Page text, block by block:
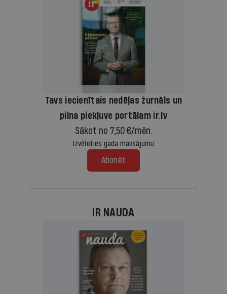
Tavs iecienītais nedēļas žurnāls un
pilna piekļuve portālam ir.lv
Sākot no 7,50 €/mēn.
Izvēloties gada maksājumu
Abonēt
IR NAUDA